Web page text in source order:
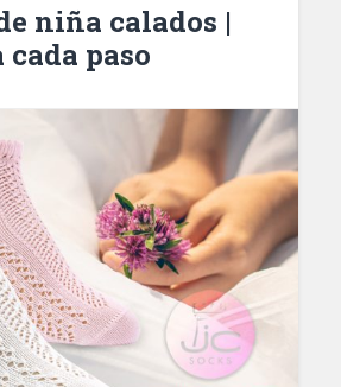
niña calados |
paso